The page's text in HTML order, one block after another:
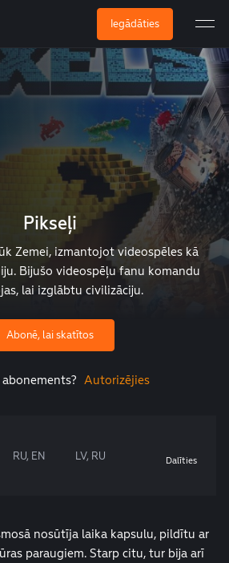
Iegādāties
Pikseļi
Zemei, izmantojot videospēles kā
Bijušo videospēļu fanu komandu
lai izglābtu civilizāciju.
Abonē, lai skatītos
Autorizējies
RU, EN LV, RU Dalīties
nosūtīja laika kapsulu, pildītu ar
paraugiem. Starp citu, tur bija arī